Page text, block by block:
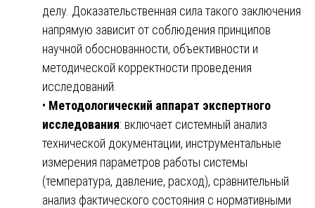
делу. Доказательственная сила такого заключения
напрямую зависит от соблюдения принципов
научной обоснованности, объективности и
методической корректности проведения
исследований.
• Методологический аппарат экспертного
исследования: включает системный анализ
технической документации, инструментальные
измерения параметров работы системы
(температура, давление, расход), сравнительный
анализ фактического состояния с нормативными